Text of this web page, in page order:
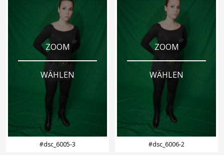
ZOOM
WÄHLEN
#dsc_6005-3
ZOOM
WÄHLEN
#dsc_6006-2